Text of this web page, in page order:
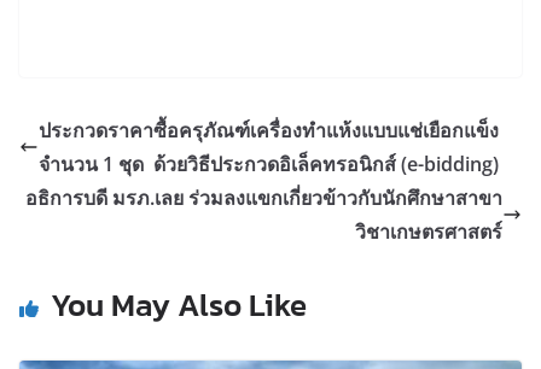
ประกวดราคาซื้อครุภัณฑ์เครื่องทำแห้งแบบแช่เยือกแข็ง
จำนวน 1 ชุด ด้วยวิธีประกวดอิเล็คทรอนิกส์ (e-bidding)
อธิการบดี มรภ.เลย ร่วมลงแขกเกี่ยวข้าวกับนักศึกษาสาขา
วิชาเกษตรศาสตร์
You May Also Like